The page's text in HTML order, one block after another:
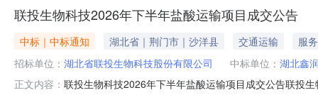
联投生物科技2026年下半年盐酸运输项目成交公告
中标｜中标通知 湖北省｜荆门市｜沙洋县 交通运输
服务
招标单位： 湖北省联投生物科技股份有限公司 中标单位： 湖北鑫
正文内容： 联投生物科技2026年下半年盐酸运输项目成交公告联投